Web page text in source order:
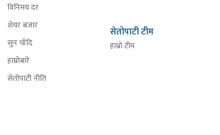
विनिमय दर
शेयर बजार
सुन चाँदि
हाम्रोबारे
सेतोपाटी नीति
सेतोपाटी टीम
हाम्रो टीम